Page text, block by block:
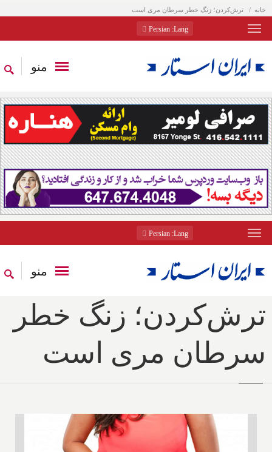
خانه ترش‌کردن؛ زنگ خطر سرطان مری است
Lang
: Persian
منو
Lang
: Persian
منو
ترش‌کردن؛ زنگ خطر
سرطان مری است